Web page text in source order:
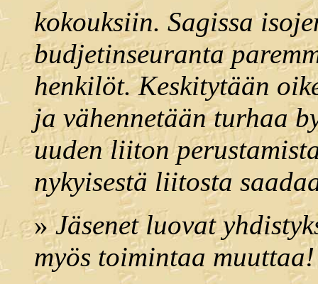
kokouksiin. Sagissa
budjetinseuranta
henkilöt. Keskitytään
ja vähennetään turhaa
uuden liiton
nykyisestä liitosta
»Jäsenet luovat
myös toimintaa muuttaa!